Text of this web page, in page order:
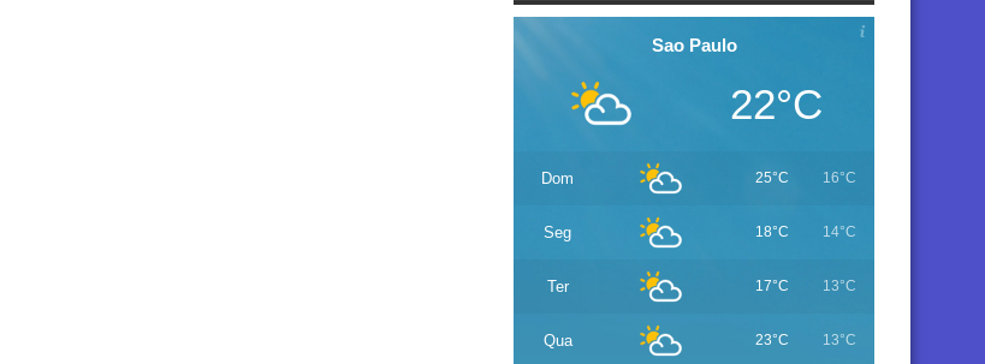
Sao Paulo
22°C
Dom 25°C 16°C
Seg 18°C 14°C
Ter 17°C 13°C
Qua 23°C 13°C